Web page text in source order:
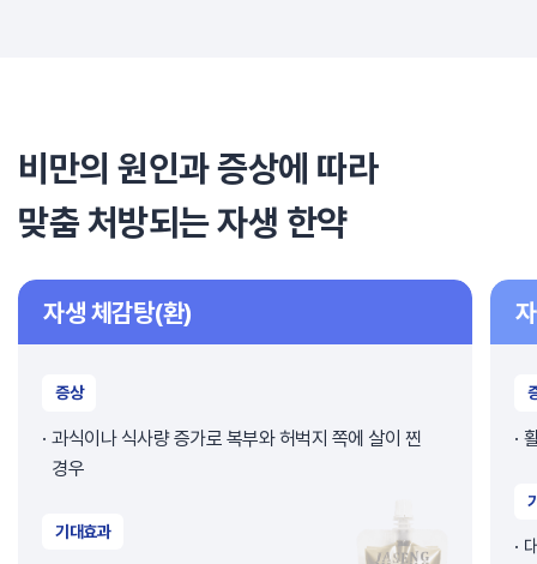
비만의 원인과 증상에 따라
맞춤 처방되는 자생 한약
자생 체감탕(환)
증상
과식이나 식사량 증가로 복부와 허벅지 쪽에 살이 찐
경우
기대효과